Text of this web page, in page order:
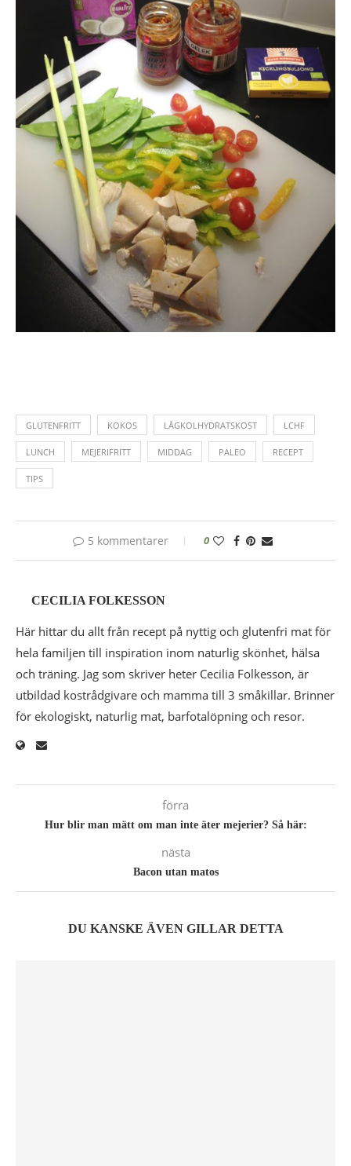
GLUTENFRITT KOKOS LÅGKOLHYDRATSKOST LCHF
LUNCH MEJERIFRITT MIDDAG PALEO RECEPT
TIPS
5 kommentarer 0
CECILIA FOLKESSON
Här hittar du allt från recept på nyttig och glutenfri mat för
hela familjen till inspiration inom naturlig skönhet, hälsa
och träning. Jag som skriver heter Cecilia Folkesson, är
utbildad kostrådgivare och mamma till 3 småkillar. Brinner
för ekologiskt, naturlig mat, barfotalöpning och resor.
förra
Hur blir man mätt om man inte äter mejerier? Så här:
nästa
Bacon utan matos
DU KANSKE ÄVEN GILLAR DETTA